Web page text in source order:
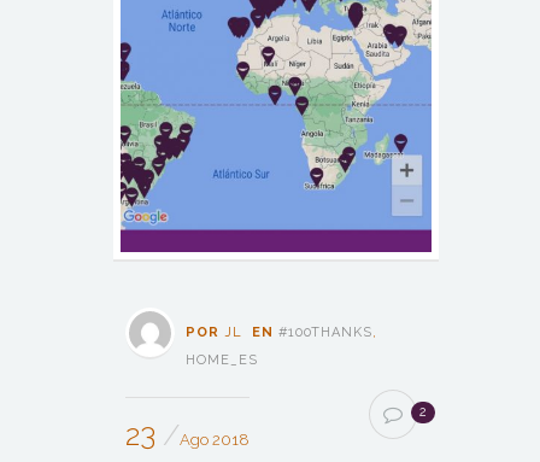
POR JL EN #100THANKS
HOME_ES
23 Ago 2018
2